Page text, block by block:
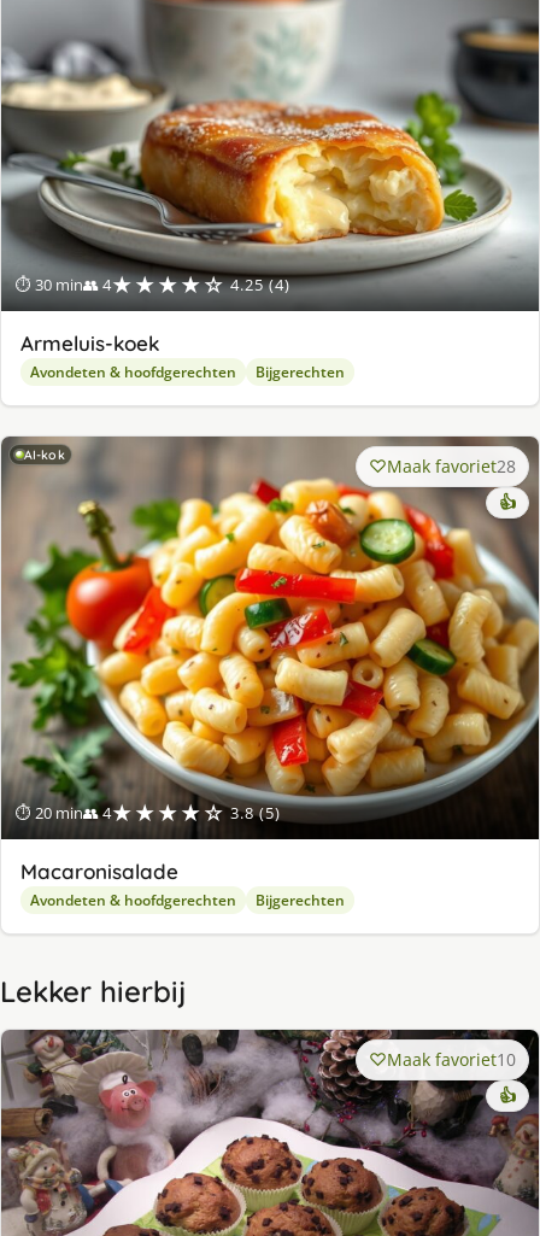
⏱ 30 min👥 4★★★★☆ 4.25 (4)
Armeluis-koek
Avondeten & hoofdgerechten Bijgerechten
AI-kok
⏱ 20 min👥 4★★★★☆ 3.8 (5)
Maak favoriet28
👍
Macaronisalade
Avondeten & hoofdgerechten Bijgerechten
Lekker hierbij
Maak favoriet10
👍